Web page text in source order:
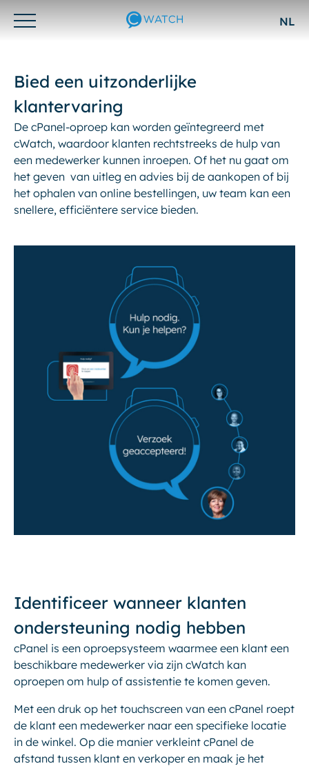
Otwórz/zamknij
NL
Bied een uitzonderlijke
klantervaring
De cPanel-oproep kan worden geïntegreerd met
cWatch, waardoor klanten rechtstreeks de hulp van
een medewerker kunnen inroepen. Of het nu gaat om
het geven van uitleg en advies bij de aankopen of bij
het ophalen van online bestellingen, uw team kan een
snellere, efficiëntere service bieden.
Identificeer wanneer klanten
ondersteuning nodig hebben
cPanel is een oproepsysteem waarmee een klant een
beschikbare medewerker via zijn cWatch kan
oproepen om hulp of assistentie te komen geven.
Met een druk op het touchscreen van een cPanel roept
de klant een medewerker naar een specifieke locatie
in de winkel. Op die manier verkleint cPanel de
afstand tussen klant en verkoper en maak je het